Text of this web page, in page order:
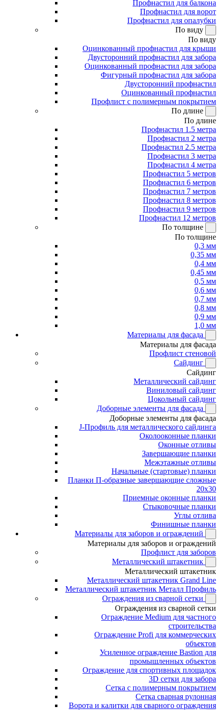
Профнастил для балкона
Профнастил для ворот
Профнастил для опалубки
По виду
По виду
Оцинкованный профнастил для крыши
Двусторонний профнастил для забора
Оцинкованный профнастил для забора
Фигурный профнастил для забора
Двусторонний профнастил
Оцинкованный профнастил
Профлист с полимерным покрытием
По длине
По длине
Профнастил 1.5 метра
Профнастил 2 метра
Профнастил 2.5 метра
Профнастил 3 метра
Профнастил 4 метра
Профнастил 5 метров
Профнастил 6 метров
Профнастил 7 метров
Профнастил 8 метров
Профнастил 9 метров
Профнастил 12 метров
По толщине
По толщине
0,3 мм
0,35 мм
0,4 мм
0,45 мм
0,5 мм
0,6 мм
0,7 мм
0,8 мм
0,9 мм
1,0 мм
Материалы для фасада
Материалы для фасада
Профлист стеновой
Сайдинг
Сайдинг
Металлический сайдинг
Виниловый сайдинг
Цокольный сайдинг
Доборные элементы для фасада
Доборные элементы для фасада
J-Профиль для металлического сайдинга
Околооконные планки
Оконные отливы
Завершающие планки
Межэтажные отливы
Начальные (стартовые) планки
Планки П-образные завершающие сложные
20x30
Приемные оконные планки
Стыковочные планки
Углы отлива
Финишные планки
Материалы для заборов и ограждений
Материалы для заборов и ограждений
Профлист для заборов
Металлический штакетник
Металлический штакетник
Металлический штакетник Grand Line
Металлический штакетник Металл Профиль
Ограждения из сварной сетки
Ограждения из сварной сетки
Ограждение Medium для частного
строительства
Ограждение Profi для коммерческих
объектов
Усиленное ограждение Bastion для
промышленных объектов
Ограждение для спортивных площадок
3D сетки для забора
Сетка с полимерным покрытием
Сетка сварная рулонная
Ворота и калитки для сварного ограждения